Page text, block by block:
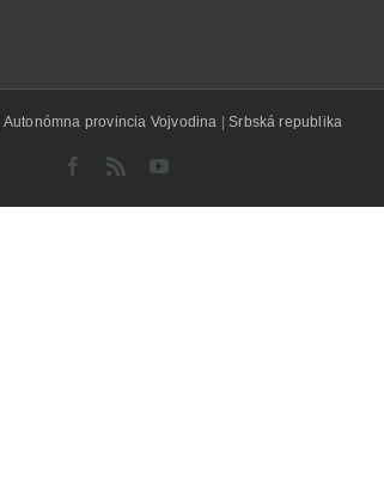
Autonómna provincia Vojvodina |Srbská republika
Facebook
Rss YouTube